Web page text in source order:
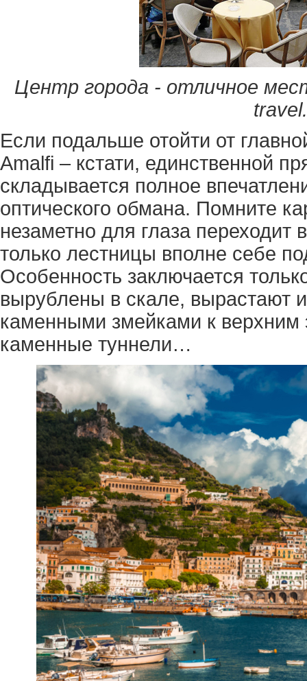
Центр города - отличное
Если подальше отойти от
Amalfi – кстати, единственной
складывается полное
оптического обмана. Помните
незаметно для глаза
только лестницы вполне себе
Особенность заключается
вырублены в скале, вырастают
каменными змейками к верхним
каменные туннели…